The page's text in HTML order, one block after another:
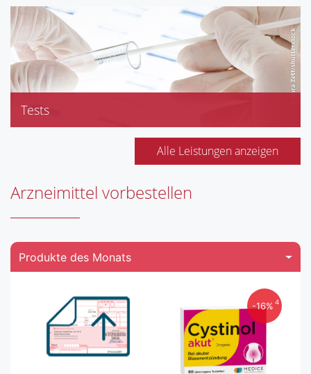
Eucerin, Frei, La Roche-Posay
Olivenölpflege (Medipharma), Rausch
Bioderma
Tests
BMI (Body-Mass-Index)
Alle Leistungen anzeigen
Arzneimittel vorbestellen